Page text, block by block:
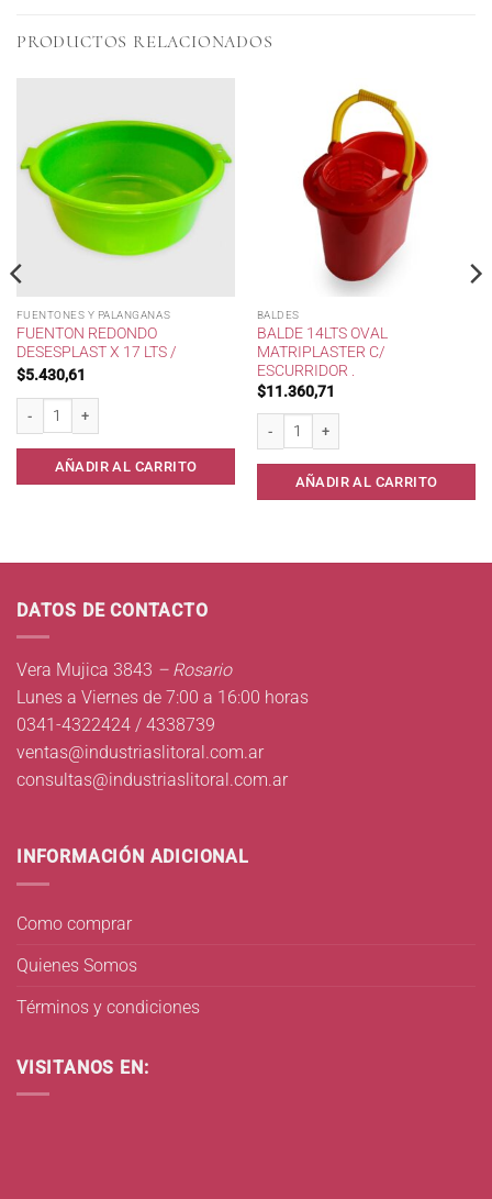
PRODUCTOS RELACIONADOS
FUENTONES Y PALANGANAS
FUENTON REDONDO
DESESPLAST X 17 LTS /
$5.430,61
Fuenton redondo Desesplast x 17 lts / cantidad
AÑADIR AL CARRITO
BALDES
BALDE 14LTS OVAL
MATRIPLASTER C/
ESCURRIDOR .
$11.360,71
Balde 14lts oval Matriplaster c/
AÑADIR AL CARRITO
DATOS DE CONTACTO
Vera Mujica 3843 – Rosario
Lunes a Viernes de 7:00 a 16:00 horas
0341-4322424 / 4338739
ventas@industriaslitoral.com.ar
consultas@industriaslitoral.com.ar
INFORMACIÓN ADICIONAL
Como comprar
Quienes Somos
Términos y condiciones
VISITANOS EN: